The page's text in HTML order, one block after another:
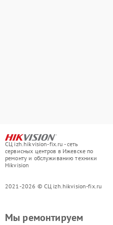
СЦ izh.hikvision-fix.ru - сеть
сервисных центров в Ижевске по
ремонту и обслуживанию техники
Hikvision
2021-2026 © СЦ izh.hikvision-fix.ru
Мы ремонтируем